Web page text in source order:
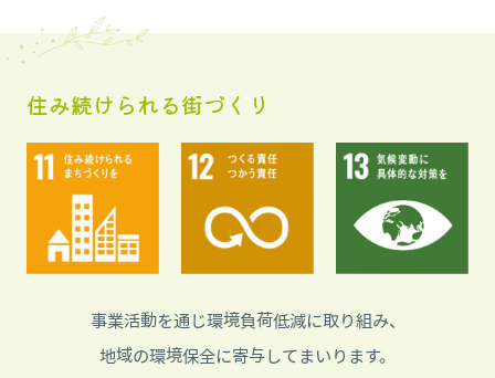
住み続けられる街づくり
事業活動を通じ環境負荷低減に取り組み、
地域の環境保全に寄与してまいります。